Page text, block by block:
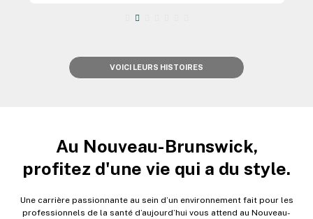
VOICI LEURS HISTOIRES
Au Nouveau-Brunswick,
profitez d'une vie qui a du style.
Une carrière passionnante au sein d’un environnement fait pour les
professionnels de la santé d’aujourd’hui vous attend au Nouveau-